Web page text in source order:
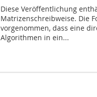
Diese Veröffentlichung
Matrizenschreibweise. Die
vorgenommen, dass eine
Algorithmen in ein...